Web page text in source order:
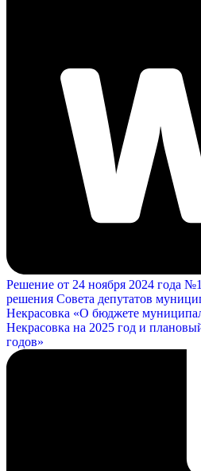
Решение от 24 ноября 2024 года
решения Совета депутатов
Некрасовка «О бюджете
Некрасовка на 2025 год и
годов»